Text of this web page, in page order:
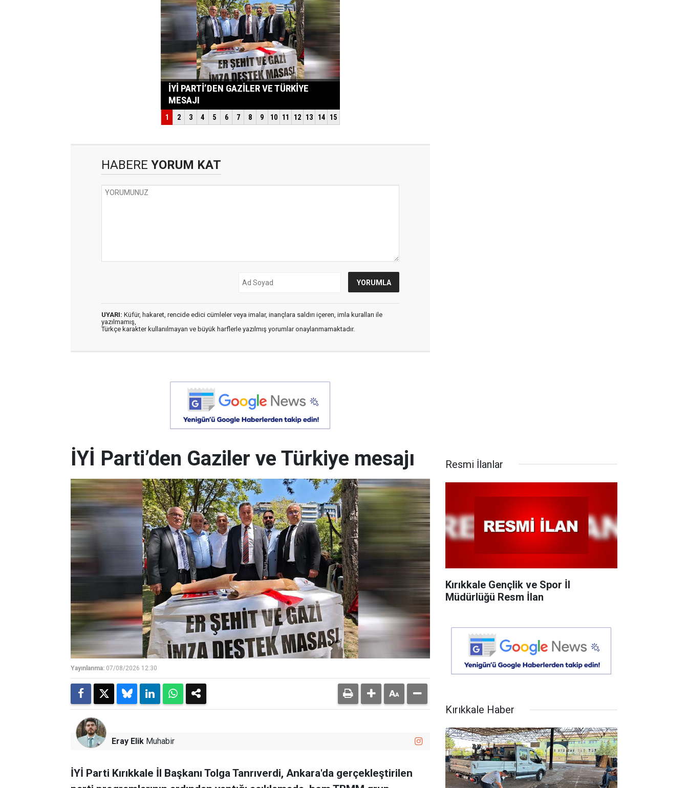
HABERE YORUM KAT
UYARI: Küfür, hakaret, rencide edici cümleler veya imalar, inançlara saldırı içeren, imla kuralları ile
yazılmamış,
Türkçe karakter kullanılmayan ve büyük harflerle yazılmış yorumlar onaylanmamaktadır.
İYİ Parti’den Gaziler ve Türkiye mesajı
Yayınlanma: 07/08/2026 12:30
Eray Elik Muhabir
İYİ Parti Kırıkkale İl Başkanı Tolga Tanrıverdi, Ankara'da gerçekleştirilen
Resmi İlanlar
Kırıkkale Gençlik ve Spor İl
Müdürlüğü Resm İlan
Kırıkkale Haber